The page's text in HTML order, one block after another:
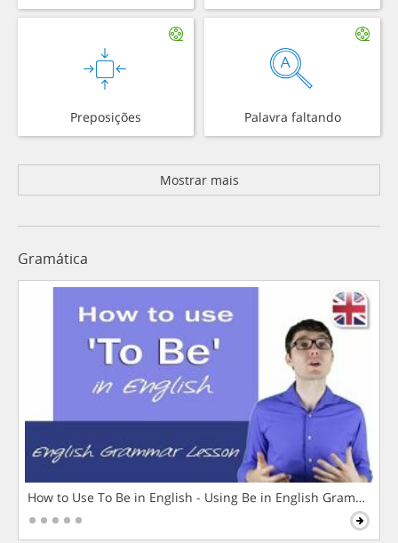
Preposições Palavra faltando
Mostrar mais
Gramática
How to Use To Be in English - Using Be in English Grammar